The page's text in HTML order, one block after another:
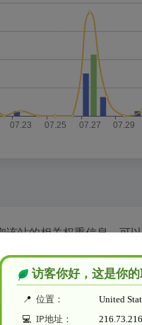
站的相关权重信息，可
数据为准，更多网站价
站的价值，最主要还是
站的IP、PV、跳出率等！